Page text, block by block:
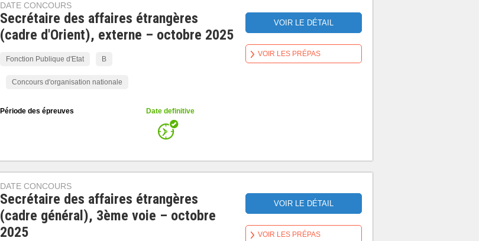
DATE CONCOURS
Secrétaire des affaires étrangères
(cadre d'Orient), externe – octobre 2025
Fonction Publique d'Etat B
Concours d'organisation nationale
Période des épreuves Date definitive
VOIR LE DÉTAIL
VOIR LES PRÉPAS
DATE CONCOURS
Secrétaire des affaires étrangères
(cadre général), 3ème voie – octobre
2025
VOIR LE DÉTAIL
VOIR LES PRÉPAS